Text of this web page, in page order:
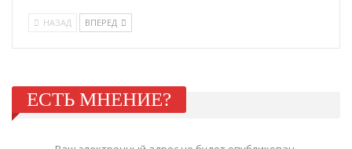
НАЗАД ВПЕРЕД
ЕСТЬ МНЕНИЕ?